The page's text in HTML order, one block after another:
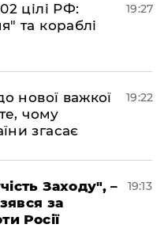
цілі РФ:
та кораблі
19:27
нової важкої
чому
згасає
19:22
Заходу", –
за
Росії
19:13